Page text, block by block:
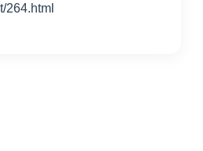
264.html